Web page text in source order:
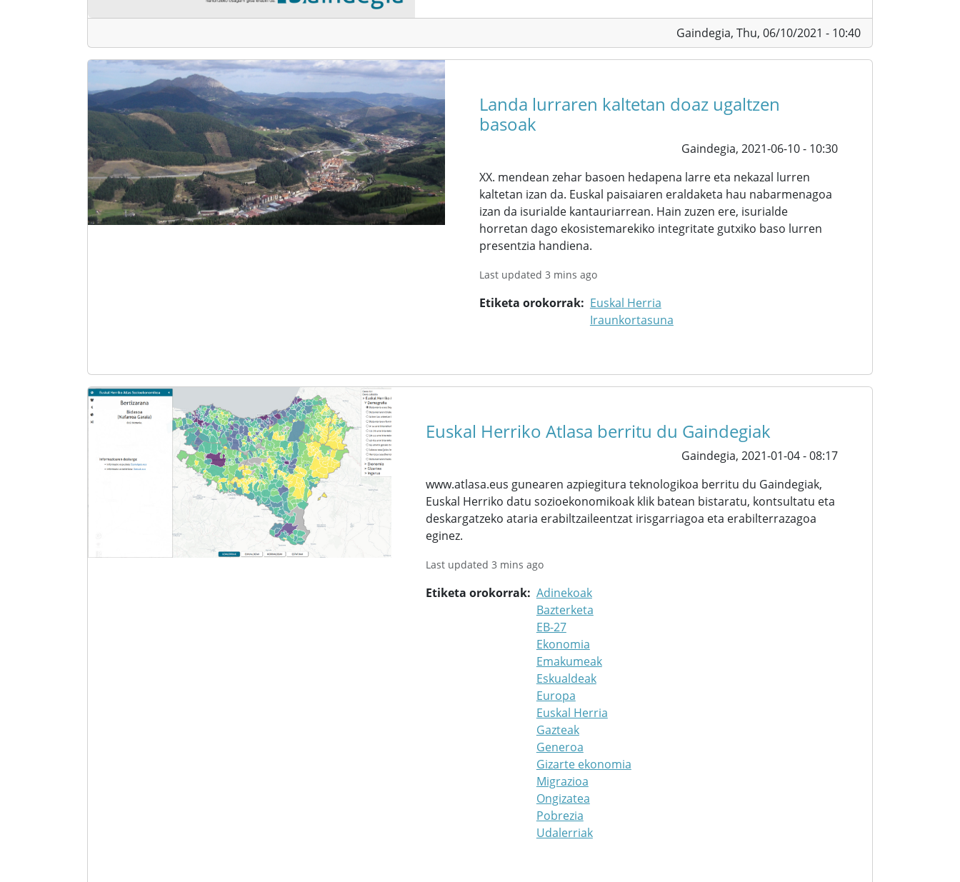
Gaindegia, Thu, 06/10/2021 - 10:40
Landa lurraren kaltetan doaz ugaltzen
basoak
Gaindegia, 2021-06-10 - 10:30
XX. mendean zehar basoen hedapena larre eta nekazal lurren
kaltetan izan da. Euskal paisaiaren eraldaketa hau nabarmenagoa
izan da isurialde kantauriarrean. Hain zuzen ere, isurialde
horretan dago ekosistemarekiko integritate gutxiko baso lurren
presentzia handiena.
Last updated 3 mins ago
Etiketa orokorrak
Euskal Herria
Iraunkortasuna
Euskal Herriko Atlasa berritu du Gaindegiak
Gaindegia, 2021-01-04 - 08:17
www.atlasa.eus gunearen azpiegitura teknologikoa berritu du Gaindegiak,
Euskal Herriko datu sozioekonomikoak klik batean bistaratu, kontsultatu eta
deskargatzeko ataria erabiltzaileentzat irisgarriagoa eta erabilterrazagoa
eginez.
Last updated 3 mins ago
Etiketa orokorrak Adinekoak
Bazterketa
EB-27
Ekonomia
Emakumeak
Eskualdeak
Europa
Euskal Herria
Gazteak
Generoa
Gizarte ekonomia
Migrazioa
Ongizatea
Pobrezia
Udalerriak